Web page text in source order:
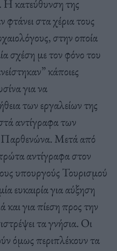
Η κατεύθυνση της
φτάνει στα χέρια τους
στην οποία
σχέση με τον φόνο του
κάποιες
για να
των εργαλείων της
αντίγραφα των
Μετά από
αντίγραφα στον
υπουργούς Τουρισμού
ευκαιρία για αύξηση
και για πίεση προς την
τα γνήσια. Οι
όμως περιπλέκουν τα